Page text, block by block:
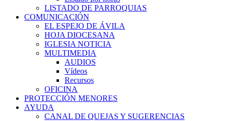
LISTADO DE PARROQUIAS
COMUNICACIÓN
EL ESPEJO DE ÁVILA
HOJA DIOCESANA
IGLESIA NOTICIA
MULTIMEDIA
AUDIOS
Vídeos
Recursos
OFICINA
PROTECCIÓN MENORES
AYUDA
CANAL DE QUEJAS Y SUGERENCIAS